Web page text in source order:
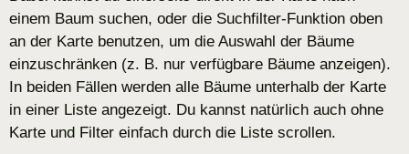
einem Baum suchen, oder die Suchfilter-Funktion oben
an der Karte benutzen, um die Auswahl der Bäume
einzuschränken (z. B. nur verfügbare Bäume anzeigen).
In beiden Fällen werden alle Bäume unterhalb der Karte
in einer Liste angezeigt. Du kannst natürlich auch ohne
Karte und Filter einfach durch die Liste scrollen.